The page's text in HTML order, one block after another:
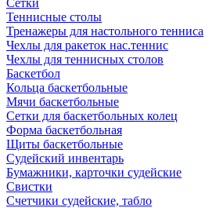
Сетки
Теннисные столы
Тренажеры для настольного тенниса
Чехлы для ракеток нас.теннис
Чехлы для теннисных столов
Баскетбол
Кольца баскетбольные
Мячи баскетбольные
Сетки для баскетбольных колец
Форма баскетбольная
Щиты баскетбольные
Судейский инвентарь
Бумажники, карточки судейские
Свистки
Счетчики судейские, табло